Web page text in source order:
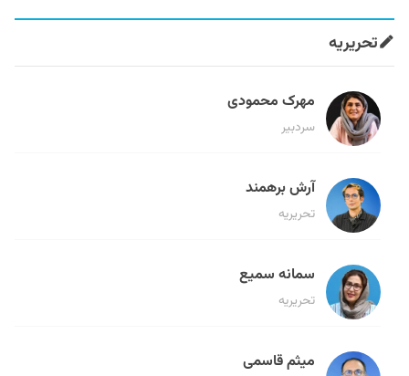
تحریریه
مهرک محمودی
سردبیر
آرش برهمند
تحریریه
سمانه سمیع
تحریریه
میثم قاسمی